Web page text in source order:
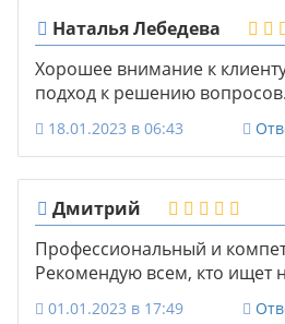
Наталья Лебедева
Хорошее внимание к
подход к решению вопросов.
18.01.2023 в 06:43
Дмитрий
Профессиональный и
Рекомендую всем, кто ищет
01.01.2023 в 17:49